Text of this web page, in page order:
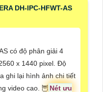
DH-IPC-HFWT-AS
có độ phân giải 4
x 1440 pixel. Độ
ghi lại hình ảnh chi tiết
video cao. 🦉 Nét ưu